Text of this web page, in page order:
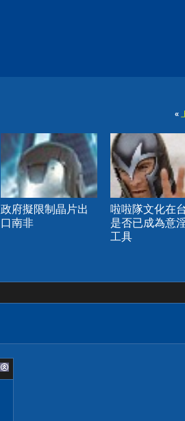
«
政府擬限制晶片出
口南非
啦啦隊文化在
是否已成為意
工具